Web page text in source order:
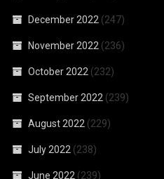
December 2022 (247)
November 2022 (236)
October 2022 (232)
September 2022 (239)
August 2022 (229)
July 2022 (238)
June 2022 (239)